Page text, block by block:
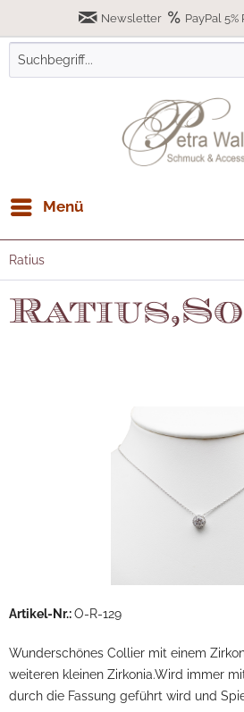
Newsletter PayPal 5%
Menü
Ratius
Artikel-Nr.:O-R-129
Wunderschönes Collier mit einem
weiteren kleinen Zirkonia.Wird immer
durch die Fassung geführt wird und